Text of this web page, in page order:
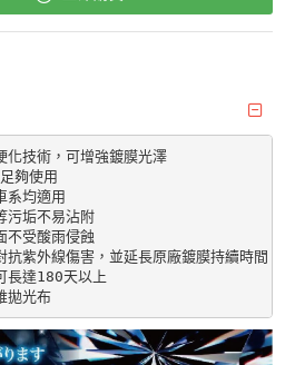
技術，可增強鍍膜光澤
夠使用
系均適用
污垢不易沾附
不受酸雨侵蝕
紫外線傷害，並延長原廠鍍膜持續時間
長達180天以上
拋光布